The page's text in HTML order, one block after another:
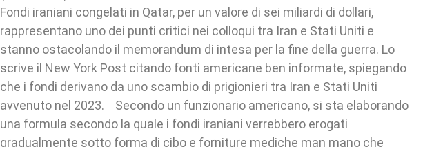
Fondi iraniani congelati in Qatar, per un valore di sei miliardi di dollari,
rappresentano uno dei punti critici nei colloqui tra Iran e Stati Uniti e
stanno ostacolando il memorandum di intesa per la fine della guerra. Lo
scrive il New York Post citando fonti americane ben informate, spiegando
che i fondi derivano da uno scambio di prigionieri tra Iran e Stati Uniti
avvenuto nel 2023. Secondo un funzionario americano, si sta elaborando
una formula secondo la quale i fondi iraniani verrebbero erogati
gradualmente sotto forma di cibo e forniture mediche man mano che